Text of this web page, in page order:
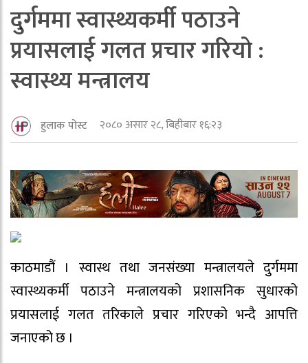
दुर्गममा स्वास्थ्यकर्मी पठाउने
प्रयासलाई गलत प्रचार गरियाे :
स्वास्थ्य मन्त्रालय
हुलाक पोस्ट २०८० असार २८, बिहीबार १६:२३
काठमाडौं । स्वास्थ तथा जनसंख्या मन्त्रालयले दुुर्गममा
स्वास्थ्यकर्मी पठाउने मन्त्रालयको प्रशासनिक सुधारको
प्रयासलाई गलत तरिकाले प्रचार गरिएको भन्दै आपत्ति
जनाएको छ ।